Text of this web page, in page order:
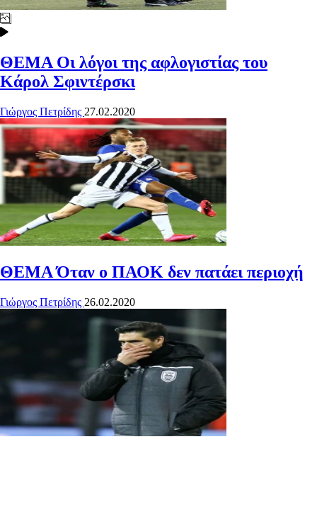
ΘΕΜΑΟι λόγοι της αφλογιστίας του
Κάρολ Σφιντέρσκι
Γιώργος Πετρίδης 27.02.2020
ΘΕΜΑΌταν ο ΠΑΟΚ δεν πατάει περιοχή
Γιώργος Πετρίδης 26.02.2020